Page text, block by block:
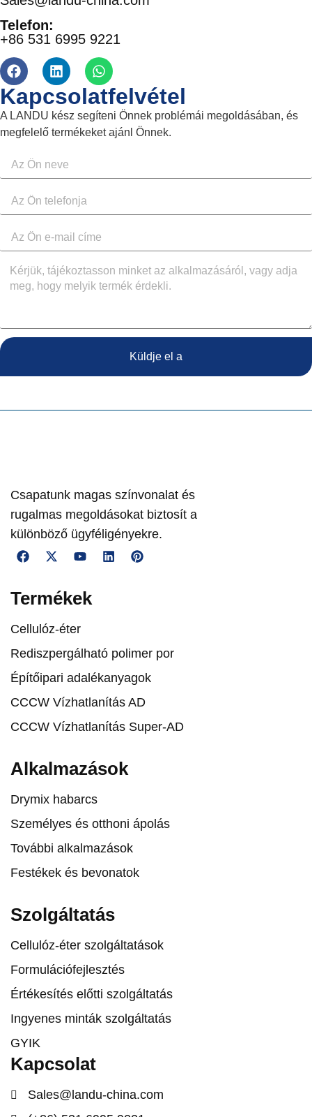
Telefon:
+86 531 6995 9221
Kapcsolatfelvétel
A LANDU kész segíteni Önnek problémái megoldásában, és
megfelelő termékeket ajánl Önnek.
Küldje el a
Csapatunk magas színvonalat és
rugalmas megoldásokat biztosít a
különböző ügyféligényekre.
Termékek
Cellulóz-éter
Rediszpergálható polimer por
Építőipari adalékanyagok
CCCW Vízhatlanítás AD
CCCW Vízhatlanítás Super-AD
Alkalmazások
Drymix habarcs
Személyes és otthoni ápolás
További alkalmazások
Festékek és bevonatok
Szolgáltatás
Cellulóz-éter szolgáltatások
Formulációfejlesztés
Értékesítés előtti szolgáltatás
Ingyenes minták szolgáltatás
GYIK
Kapcsolat
Sales@landu-china.com